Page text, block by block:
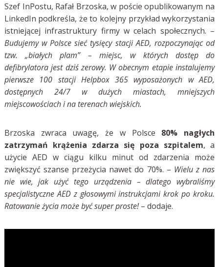
Szef InPostu, Rafał Brzoska, w poście opublikowanym na
LinkedIn podkreśla, że to kolejny przykład wykorzystania
istniejącej infrastruktury firmy w celach społecznych. –
Budujemy w Polsce sieć tysięcy stacji AED, rozpoczynając od
tzw. „białych plam” – miejsc, w których dostęp do
defibrylatora jest dziś zerowy. W obecnym etapie instalujemy
pierwsze 100 stacji Helpbox 365 wyposażonych w AED,
dostępnych 24/7 w dużych miastach, mniejszych
miejscowościach i na terenach wiejskich.
Brzoska zwraca uwagę, że w Polsce 80% nagłych
zatrzymań krążenia zdarza się poza szpitalem, a
użycie AED w ciągu kilku minut od zdarzenia może
zwiększyć szanse przeżycia nawet do 70%. – Wielu z nas
nie wie, jak użyć tego urządzenia – dlatego wybraliśmy
specjalistyczne AED z głosowymi instrukcjami krok po kroku.
Ratowanie życia może być super proste!– dodaje.